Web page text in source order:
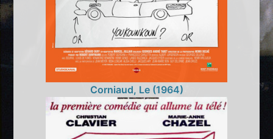
Corniaud, Le (1964)